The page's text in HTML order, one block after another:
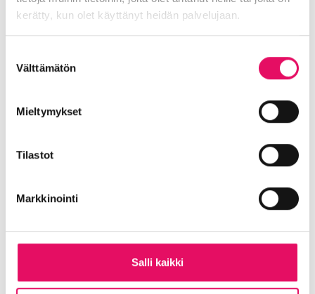
kerätty, kun olet käyttänyt heidän palvelujaan.
valinta
Välttämätön
Mieltymykset
Tilastot
Markkinointi
Salli kaikki
collaborazione tra Cina ed Europa
2. Perchè internazionalizzare in Cina?
il consumo interno
3. Il nuovo modello di cooperazione EU-Cina
-Alcuni esempi: USF Model
-Esempi di requisiti cinesi
accedere al mercato cinese?
DISCUSSIONE E PROSSIMI STEP